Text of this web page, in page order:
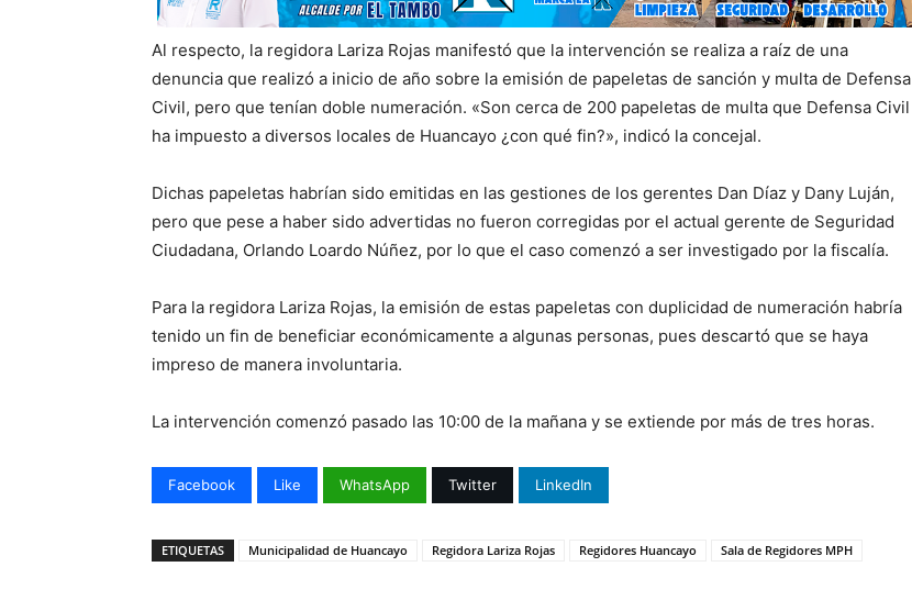
Al respecto, la regidora Lariza Rojas manifestó que la intervención se realiza a raíz de una
denuncia que realizó a inicio de año sobre la emisión de papeletas de sanción y multa de Defensa
Civil, pero que tenían doble numeración. «Son cerca de 200 papeletas de multa que Defensa Civil
ha impuesto a diversos locales de Huancayo ¿con qué fin?», indicó la concejal.
Dichas papeletas habrían sido emitidas en las gestiones de los gerentes Dan Díaz y Dany Luján,
pero que pese a haber sido advertidas no fueron corregidas por el actual gerente de Seguridad
Ciudadana, Orlando Loardo Núñez, por lo que el caso comenzó a ser investigado por la fiscalía.
Para la regidora Lariza Rojas, la emisión de estas papeletas con duplicidad de numeración habría
tenido un fin de beneficiar económicamente a algunas personas, pues descartó que se haya
impreso de manera involuntaria.
La intervención comenzó pasado las 10:00 de la mañana y se extiende por más de tres horas.
Facebook Like WhatsApp Twitter LinkedIn
ETIQUETAS Municipalidad de Huancayo Regidora Lariza Rojas Regidores Huancayo Sala de Regidores MPH